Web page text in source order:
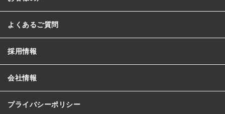
よくあるご質問
採用情報
会社情報
プライバシーポリシー